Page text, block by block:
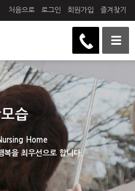
처음으로 로그인 회원가입 즐겨찾기
습
Home
복을 최우선으로 합니다.